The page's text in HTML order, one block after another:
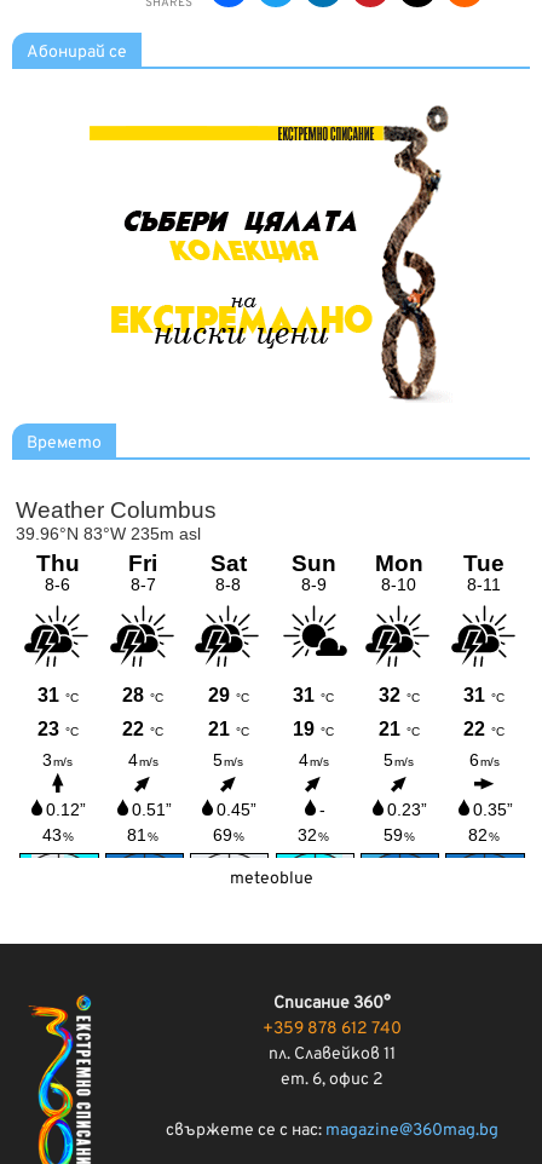
Абонирай се
Времето
meteoblue
Списание 360°
+359 878 612 740
пл. Славейков 11
ет. 6, офис 2
свържете се с нас: magazine@360mag.bg